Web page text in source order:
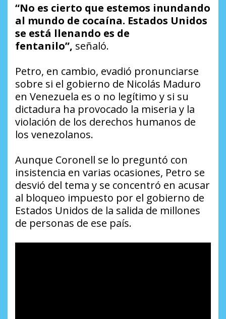
“No es cierto que estemos inundando
al mundo de cocaína. Estados Unidos
se está llenando es de
fentanilo”, señaló.
Petro, en cambio, evadió pronunciarse
sobre si el gobierno de Nicolás Maduro
en Venezuela es o no legítimo y si su
dictadura ha provocado la miseria y la
violación de los derechos humanos de
los venezolanos.
Aunque Coronell se lo preguntó con
insistencia en varias ocasiones, Petro se
desvió del tema y se concentró en acusar
al bloqueo impuesto por el gobierno de
Estados Unidos de la salida de millones
de personas de ese país.